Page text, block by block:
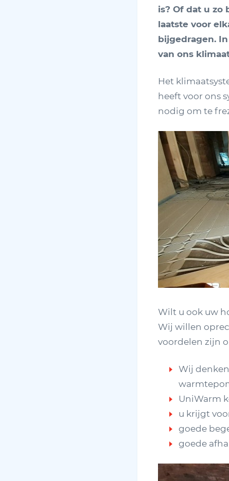
is? Of dat u
laatste voor
bijgedragen.
van ons
Het
heeft voor ons
nodig om te
Wilt u ook uw
Wij willen
voordelen zijn
Wij
UniWarm
u krijgt
goede
goede